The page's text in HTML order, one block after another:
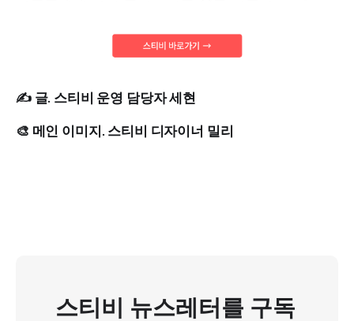
✍ 글. 스티비 운영 담당자 세현
🎨 메인 이미지. 스티비 디자이너 밀리
스티비 뉴스레터를 구독